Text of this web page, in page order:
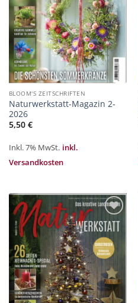
BLOOM'S ZEITSCHRIFTEN
Naturwerkstatt-Magazin 2-
2026
5,50 €
Inkl. 7% MwSt. inkl.
Versandkosten
Zur
Merkliste
hinzufügen